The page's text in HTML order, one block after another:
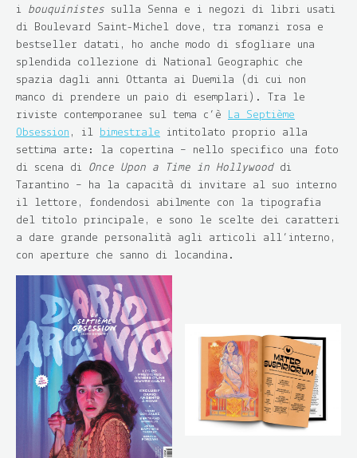
i bouquinistes sulla Senna e i negozi di libri usati
di Boulevard Saint-Michel dove, tra romanzi rosa e
bestseller datati, ho anche modo di sfogliare una
splendida collezione di National Geographic che
spazia dagli anni Ottanta ai Duemila (di cui non
manco di prendere un paio di esemplari). Tra le
riviste contemporanee sul tema c’è La Septième
Obsession , il bimestrale intitolato proprio alla
settima arte: la copertina – nello specifico una foto
di scena di Once Upon a Time in Hollywooddi
Tarantino – ha la capacità di invitare al suo interno
il lettore, fondendosi abilmente con la tipografia
del titolo principale, e sono le scelte dei caratteri
a dare grande personalità agli articoli all’interno,
con aperture che sanno di locandina.